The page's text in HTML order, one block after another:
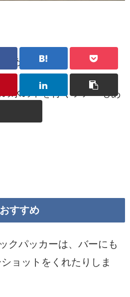
あります。
水の中を行くツアーもあ
すすめ
クパッカーは、バーにも
ョットをくれたりしま